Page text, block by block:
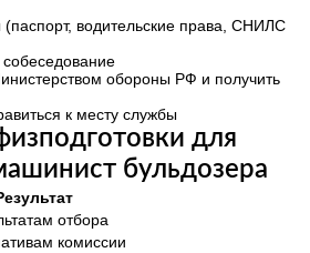
(паспорт, водительские права, СНИЛС
обороны РФ и получить
к месту службы
для
бульдозера
отбора
комиссии